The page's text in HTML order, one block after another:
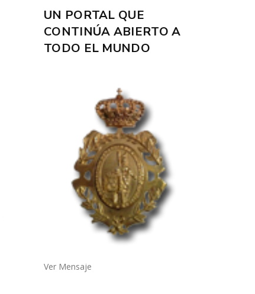
UN PORTAL QUE
CONTINÚA ABIERTO A
TODO EL MUNDO
Ver Mensaje